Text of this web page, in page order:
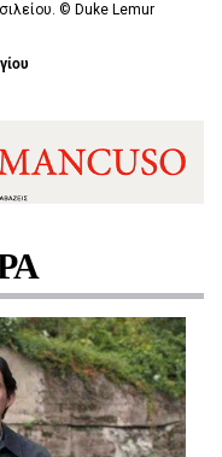
© Duke Lemur